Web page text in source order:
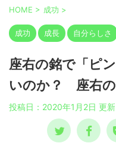
HOME > 成功 >
成功 成長 自分らしさ
座右の銘で「ピ
いのか？ 座右の
投稿日：2020年1月2日 更新